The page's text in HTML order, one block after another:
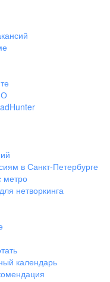
в Санкт-Петербурге
метро
нетворкинга
календарь